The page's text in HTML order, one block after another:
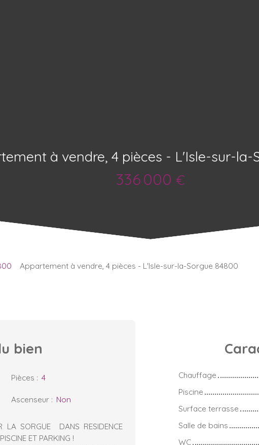
à vendre, 4 pièces - L'Isle-sur-la-
336 000 €
Appartement à vendre, 4 pièces - L'Isle-sur-la-Sorgue 84800
bien
Pièces : 4
Ascenseur : Non
LA SORGUE DANS RESIDENCE
ET PARKING !
Chauffage
Piscine
Surface terrasse
Salle de bains
WC